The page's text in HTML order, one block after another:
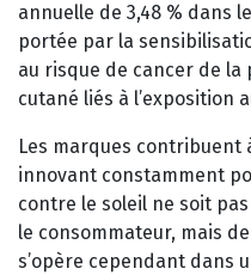
annuelle de 3,48 % dans
portée par la
au risque de cancer de la
cutané liés à l’exposition
Les marques contribuent
innovant constamment
contre le soleil ne soit
le consommateur, mais
s’opère cependant dans